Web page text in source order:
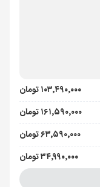
۱۰۳٬۴۹۰٬۰۰۰ تومان
۱۶۱٬۵۹۰٬۰۰۰ تومان
۶۳٬۵۹۰٬۰۰۰ تومان
۳۴٬۹۹۰٬۰۰۰ تومان